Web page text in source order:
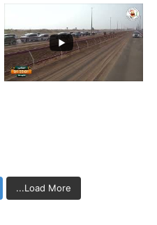
Load More...